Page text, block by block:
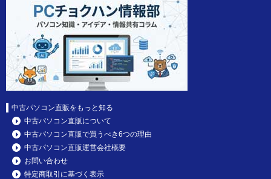
中古パソコン直販をもっと知る
中古パソコン直販について
中古パソコン直販で買うべき6つの理由
中古パソコン直販運営会社概要
お問い合わせ
特定商取引に基づく表示